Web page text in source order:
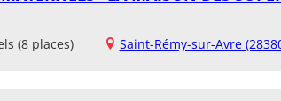
(8 places) Saint-Rémy-sur-Avre